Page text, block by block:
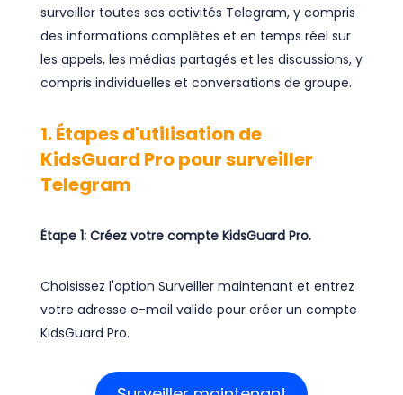
surveiller toutes ses activités Telegram, y compris
des informations complètes et en temps réel sur
les appels, les médias partagés et les discussions, y
compris individuelles et conversations de groupe.
1. Étapes d'utilisation de
KidsGuard Pro pour surveiller
Telegram
Étape 1: Créez votre compte KidsGuard Pro.
Choisissez l'option Surveiller maintenant et entrez
votre adresse e-mail valide pour créer un compte
KidsGuard Pro.